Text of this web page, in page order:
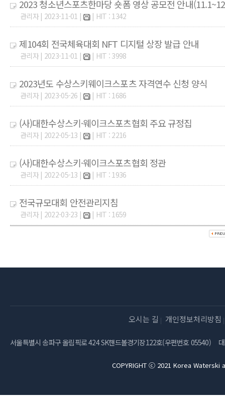
2023 청소년스포츠한마당 숏폼 영상 공모전 안내
관리자 | 2023-11-01 | | HIT : 1342
제104회 전국체육대회 NFT 디지털 상장 발급 안내
관리자 | 2023-11-01 | | HIT : 3998
2023년도 수상스키웨이크스포츠 자격연수 신청 양식
관리자 | 2023-05-26 | | HIT : 1686
(사)대한수상스키·웨이크스포츠협회 주요 규정집
관리자 | 2022-05-13 | | HIT : 2216
(사)대한수상스키·웨이크스포츠협회 정관
관리자 | 2022-05-13 | | HIT : 1936
전국규모대회 안전관리지침
관리자 | 2022-03-23 | | HIT : 1659
오시는 길 개인정보처리방침
서울특별시 송파구 올림픽로 424 SK핸드볼경기장122호(우편번호 05540)
COPYRIGHT ⓒ 2021 Korea Waterski